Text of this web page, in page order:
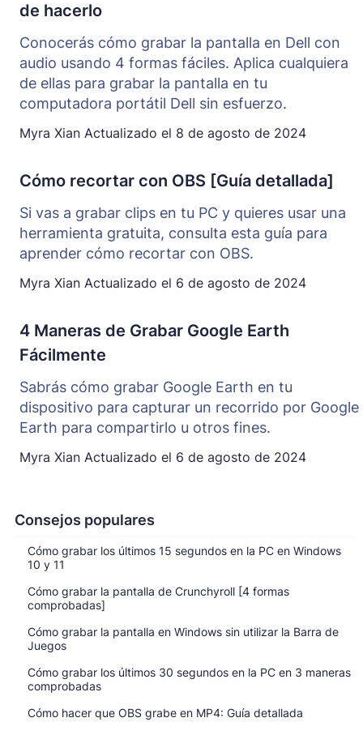
Consejos populares
Cómo grabar los últimos 15 segundos en la PC en Windows
10 y 11
Cómo grabar la pantalla de Crunchyroll [4 formas
comprobadas]
Cómo grabar la pantalla en Windows sin utilizar la Barra de
Juegos
Cómo grabar los últimos 30 segundos en la PC en 3 maneras
comprobadas
Cómo hacer que OBS grabe en MP4: Guía detallada
de hacerlo
Conocerás cómo grabar la pantalla en Dell con
audio usando 4 formas fáciles. Aplica cualquiera
de ellas para grabar la pantalla en tu
computadora portátil Dell sin esfuerzo.
Myra Xian Actualizado el 8 de agosto de 2024
Cómo recortar con OBS [Guía detallada]
Si vas a grabar clips en tu PC y quieres usar una
herramienta gratuita, consulta esta guía para
aprender cómo recortar con OBS.
Myra Xian Actualizado el 6 de agosto de 2024
4 Maneras de Grabar Google Earth
Fácilmente
Sabrás cómo grabar Google Earth en tu
dispositivo para capturar un recorrido por Google
Earth para compartirlo u otros fines.
Myra Xian Actualizado el 6 de agosto de 2024